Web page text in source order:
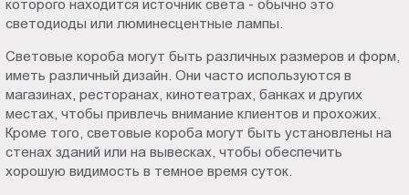
которого находится источник света - обычно это
светодиоды или люминесцентные лампы.
Световые короба могут быть различных размеров и форм,
иметь различный дизайн. Они часто используются в
магазинах, ресторанах, кинотеатрах, банках и других
местах, чтобы привлечь внимание клиентов и прохожих.
Кроме того, световые короба могут быть установлены на
стенах зданий или на вывесках, чтобы обеспечить
хорошую видимость в темное время суток.
18.00
Сб.,
Вс.:
выходной